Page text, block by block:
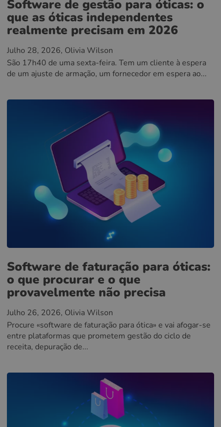
Software de gestão para óticas: o
que as óticas independentes
realmente precisam em 2026
Julho 28, 2026, Olivia Wilson
São 17h40 de uma sexta-feira. Tem um cliente à espera
de um ajuste de armação, um fornecedor em espera ao...
Software de faturação para óticas:
o que procurar e o que
provavelmente não precisa
Julho 26, 2026, Olivia Wilson
Procure «software de faturação para ótica» e vai afogar-se
entre plataformas que prometem gestão do ciclo de
receita, depuração de...